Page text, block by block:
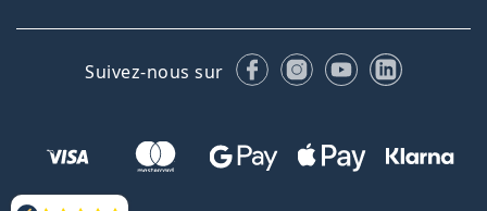
Suivez-nous sur FacebookInstagram
YouTubeLinkedIn